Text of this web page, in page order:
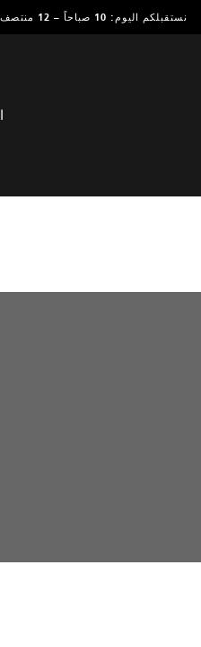
نستقبلكم اليوم: 10 صباحاً – 12 منتصف الليل
تسوق